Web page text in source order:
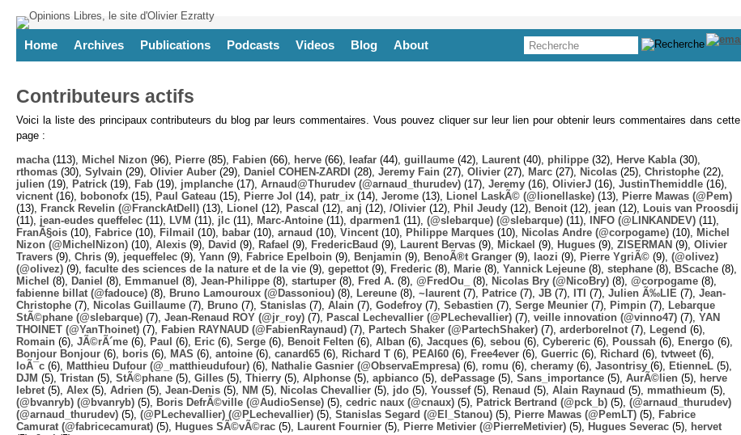
Home Archives Publications Podcasts Videos Blog About
Contributeurs actifs
Voici la liste des principaux contributeurs du blog par leurs commentaires. Vous pouvez cliquer sur leur lien pour obtenir leurs commentaires dans cette
page :
macha (113), Michel Nizon (96), Pierre (85), Fabien (66), herve (66), leafar (44), guillaume (42), Laurent (40), philippe (32), Herve Kabla (30),
rthomas (30), Sylvain (29), Olivier Auber (29), Daniel COHEN-ZARDI (28), Jeremy Fain (27), Olivier (27), Marc (27), Nicolas (25), Christophe (22),
julien (19), Patrick (19), Fab (19), jmplanche (17), Arnaud@Thurudev (@arnaud_thurudev) (17), Jeremy (16), OlivierJ (16), JustinThemiddle (16),
vicnent (16), bobonofx (15), Paul Gateau (15), Pierre Jol (14), patr_ix (14), Jerome (13), Lionel LaskÃ© (@lionellaske) (13),
Pierre Mawas (@Pem)
(13),
Franck Revelin (@FranckAtDell) (13), Lionel (12), Pascal (12), anj (12), /Olivier (12), Phil Jeudy (12), Benoit (12), jean (12),
Louis van Proosdij
(11), jean-eudes queffelec (11), LVM (11), jlc (11), Marc-Antoine (11), dparmen1 (11), (@slebarque) (@slebarque) (11), INFO (@LINKANDEV) (11),
FranÃ§ois (10), Fabrice (10), Filmail (10), babar (10), arnaud (10), Vincent (10), Philippe Marques (10), Nicolas Andre (@corpogame) (10),
Michel
Nizon (@MichelNizon) (10), Alexis (9), David (9), Rafael (9), FredericBaud (9), Laurent Bervas (9), Mickael (9), Hugues (9), ZISERMAN (9), Olivier
Travers (9), Chris (9), jequeffelec (9), Yann (9), Fabrice Epelboin (9), Benjamin (9), BenoÃ®t Granger (9), laozi (9), Pierre YgriÃ© (9), (@olivez)
(@olivez) (9), faculte des sciences de la nature et de la vie (9), gepettot (9), Frederic (8), Marie (8), Yannick Lejeune (8), stephane (8), BScache (8),
Michel (8), Daniel (8), Emmanuel (8), Jean-Philippe (8), startuper (8), Fred A. (8), @FredOu_ (8), Nicolas Bry (@NicoBry) (8), @corpogame (8),
fabienne billat (@fadouce) (8), Bruno Lamouroux (@Dassoniou) (8), Lereune (8), ~laurent (7), Patrice (7), JB (7), ITI (7), Julien Ã‰LIE (7), Jean-
Christophe (7), Nicolas Guillaume (7), Bruno (7), Stanislas (7), Alain (7), Godefroy (7), Sebastien (7), Serge Meunier (7), Pimpin (7),
Lebarque
StÃ©phane (@slebarque) (7), Jean-Renaud ROY (@jr_roy) (7), Pascal Lechevallier (@PLechevallier) (7), veille innovation (@vinno47) (7), YAN
THOINET (@YanThoinet) (7), Fabien RAYNAUD (@FabienRaynaud) (7), Partech Shaker (@PartechShaker) (7), arderborelnot (7), Legend (6),
Romain (6), JÃ©rÃ´me (6), Paul (6), Eric (6), Serge (6), Benoit Felten (6), Alban (6), Jacques (6), sebou (6), Cybereric (6), Poussah (6), Energo (6),
Bonjour Bonjour (6), boris (6), MAS (6), antoine (6), canard65 (6), Richard T (6), PEAI60 (6), Free4ever (6), Guerric (6), Richard (6), tvtweet (6),
loÃ¯c (6), Matthieu Dufour (@_matthieudufour) (6), Nathalie Gasnier (@ObservaEmpresa) (6), romu (6), cheramy (6), Jasontrisy (6), EtienneL (5),
DJM (5), Tristan (5), StÃ©phane (5), Gilles (5), Thierry (5), Alphonse (5), apbianco (5), dePassage (5), Sans_importance (5), AurÃ©lien (5),
herve
lebret (5), Alex (5), Adrien (5), Jean-Denis (5), NM (5), Nicolas Chevallier (5), jdo (5), Youssef(5), Renaud (5), Alain Raynaud (5), mmathieum (5),
(@bvanryb) (@bvanryb) (5), Boris DefrÃ©ville (@AudioSense) (5), cedric naux (@cnaux) (5), Patrick Bertrand (@pck_b) (5), (@arnaud_thurudev)
(@arnaud_thurudev) (5), (@PLechevallier) (@PLechevallier) (5), Stanislas Segard (@El_Stanou) (5), Pierre Mawas (@PemLT) (5),
Fabrice
Camurat (@fabricecamurat) (5), Hugues SÃ©vÃ©rac (5), Laurent Fournier (5), Pierre Metivier (@PierreMetivier) (5), Hugues Severac (5),
hervet